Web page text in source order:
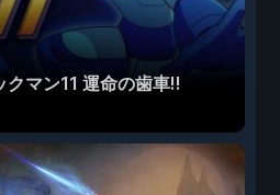
マン11 運命の歯車!!